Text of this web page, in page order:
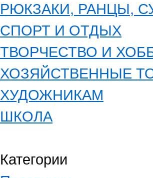
РЮКЗАКИ, РАНЦЫ,
СПОРТ И ОТДЫХ
ТВОРЧЕСТВО И
ХОЗЯЙСТВЕННЫЕ
ХУДОЖНИКАМ
ШКОЛА
Категории